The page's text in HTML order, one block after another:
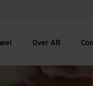
Over AR